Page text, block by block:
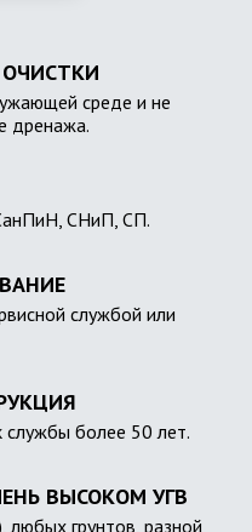
среде и не
дренажа.
СНиП, СП.
службой или
службы более 50 лет.
ВЫСОКОМ УГВ
любых грунтов, разной